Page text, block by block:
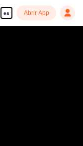
es Abrir App